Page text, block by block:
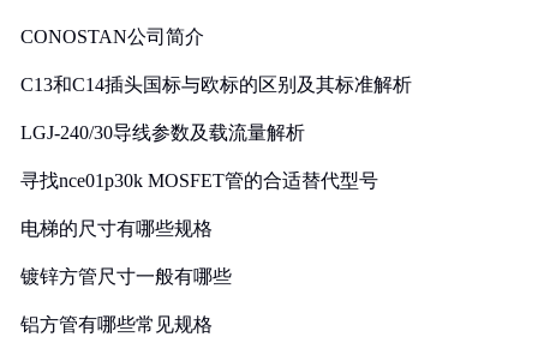
CONOSTAN公司简介
C13和C14插头国标与欧标的区别及其标准解析
LGJ-240/30导线参数及载流量解析
寻找nce01p30k MOSFET管的合适替代型号
电梯的尺寸有哪些规格
镀锌方管尺寸一般有哪些
铝方管有哪些常见规格